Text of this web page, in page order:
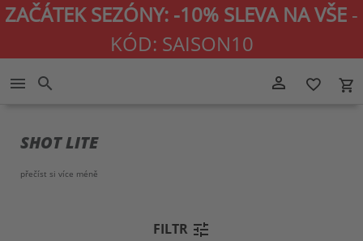
ZAČÁTEK SEZÓNY: -10% SLEVA NA VŠE -
KÓD: SAISON10
person_outline favorite_border local_grocery_store
menu search
SHOT LITE
přečíst si více méně
FILTR tune